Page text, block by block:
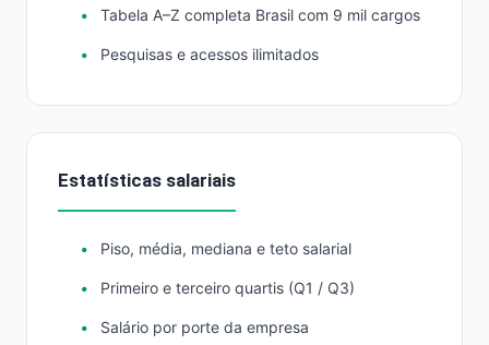
Tabela A–Z completa Brasil com 9 mil cargos
Pesquisas e acessos ilimitados
Estatísticas salariais
Piso, média, mediana e teto salarial
Primeiro e terceiro quartis (Q1 / Q3)
Salário por porte da empresa